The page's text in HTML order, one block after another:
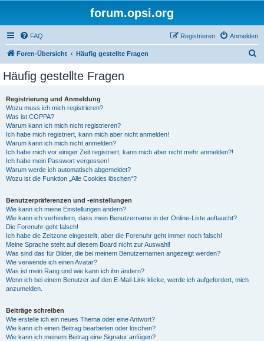
forum.opsi.org
FAQ Anmelden
Registrieren
Foren-Übersicht Häufig gestellte Fragen
Häufig gestellte Fragen
Registrierung und Anmeldung
Wozu muss ich mich registrieren?
Was ist COPPA?
Warum kann ich mich nicht registrieren?
Ich habe mich registriert, kann mich aber nicht anmelden!
Warum kann ich mich nicht anmelden?
Ich habe mich vor einiger Zeit registriert, kann mich aber nicht mehr anmelden?!
Ich habe mein Passwort vergessen!
Warum werde ich automatisch abgemeldet?
Wozu ist die Funktion „Alle Cookies löschen“?
Benutzerpräferenzen und -einstellungen
Wie kann ich meine Einstellungen ändern?
Wie kann ich verhindern, dass mein Benutzername in der Online-Liste auftaucht?
Die Forenuhr geht falsch!
Ich habe die Zeitzone eingestellt, aber die Forenuhr geht immer noch falsch!
Meine Sprache steht auf diesem Board nicht zur Auswahl!
Was sind das für Bilder, die bei meinem Benutzernamen angezeigt werden?
Wie verwende ich einen Avatar?
Was ist mein Rang und wie kann ich ihn ändern?
Wenn ich bei einem Benutzer auf den E-Mail-Link klicke, werde ich aufgefordert, mich
anzumelden.
Beiträge schreiben
Wie erstelle ich ein neues Thema oder eine Antwort?
Wie kann ich einen Beitrag bearbeiten oder löschen?
Wie kann ich meinem Beitrag eine Signatur anfügen?